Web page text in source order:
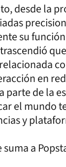
desde la
su
en
parte de la
el mundo
y
suma a